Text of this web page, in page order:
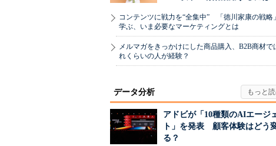
コンテンツに戦力を“全集中” 「徳川家康の戦略
学ぶ、いま必要なマーケティングとは
メルマガをきっかけにした商品購入、B2B商材で
れくらいの人が経験？
データ分析
アドビが「10種類のAIエージ
ト」を発表 顧客体験はどう
る？